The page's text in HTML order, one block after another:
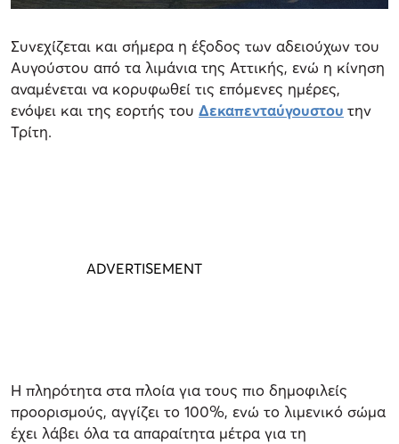
Συνεχίζεται και σήμερα η έξοδος των αδειούχων του
Αυγούστου από τα λιμάνια της Αττικής, ενώ η κίνηση
αναμένεται να κορυφωθεί τις επόμενες ημέρες,
ενόψει και της εορτής του Δεκαπενταύγουστου την
Τρίτη.
Η πληρότητα στα πλοία για τους πιο δημοφιλείς
προορισμούς, αγγίζει το 100%, ενώ το λιμενικό σώμα
έχει λάβει όλα τα απαραίτητα μέτρα για τη